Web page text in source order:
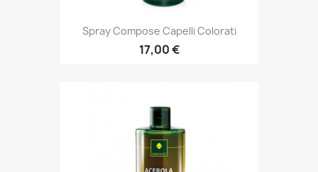
Spray Compose Capelli Colorati
17,00 €